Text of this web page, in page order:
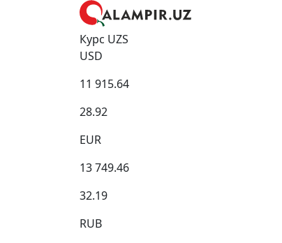
Курс UZS
USD
11 915.64
28.92
EUR
13 749.46
32.19
RUB